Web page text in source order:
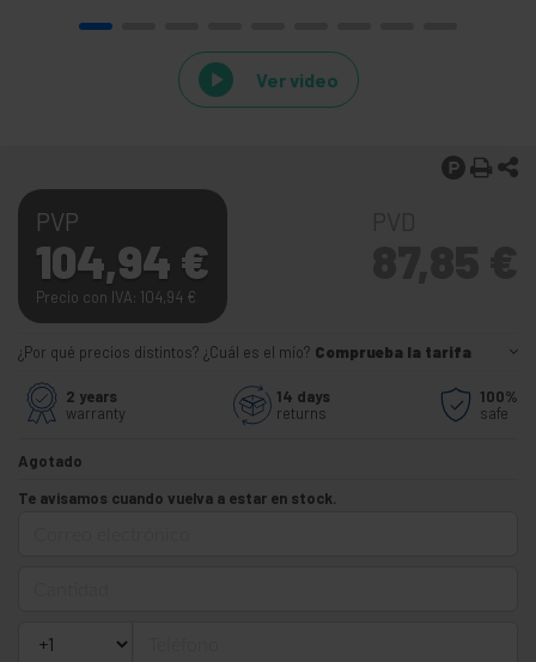
Ver video
PVP
104,94 €
Precio con IVA: 104,94 €
¿Por qué precios distintos? ¿Cuál es el mío? Comprueba la tarifa
2 years
warranty
14 days
returns
100%
safe
Agotado
Te avisamos cuando vuelva a estar en stock.